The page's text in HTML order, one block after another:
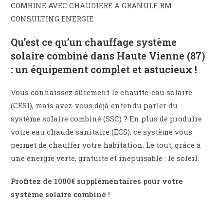
COMBINE AVEC CHAUDIERE A GRANULE RM
CONSULTING ENERGIE
Qu’est ce qu’un chauffage système
solaire combiné dans Haute Vienne (87)
: un équipement complet et astucieux !
Vous connaissez sûrement le chauffe-eau solaire
(CESI), mais avez-vous déjà entendu parler du
système solaire combiné (SSC) ? En plus de produire
votre eau chaude sanitaire (ECS), ce système vous
permet de chauffer votre habitation. Le tout, grâce à
une énergie verte, gratuite et inépuisable : le soleil.
Profitez de 1000€ supplémentaires pour votre
système solaire combiné !